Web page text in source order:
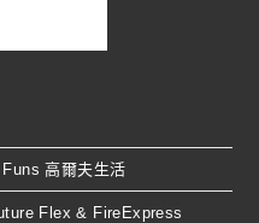
高爾夫生活
Flex & FireExpress